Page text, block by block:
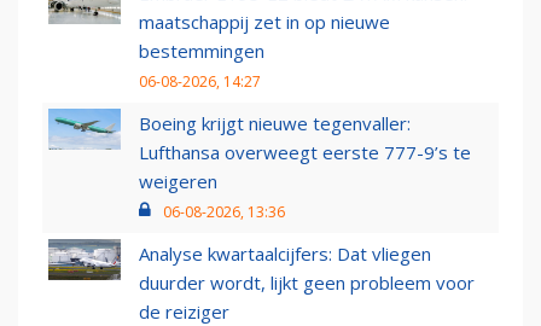
maatschappij zet in op nieuwe
bestemmingen
06-08-2026, 14:27
Boeing krijgt nieuwe tegenvaller:
Lufthansa overweegt eerste 777-9’s te
weigeren
06-08-2026, 13:36
Analyse kwartaalcijfers: Dat vliegen
duurder wordt, lijkt geen probleem voor
de reiziger